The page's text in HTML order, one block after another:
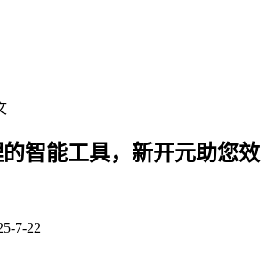
智能工具，新开元助您效
7-22